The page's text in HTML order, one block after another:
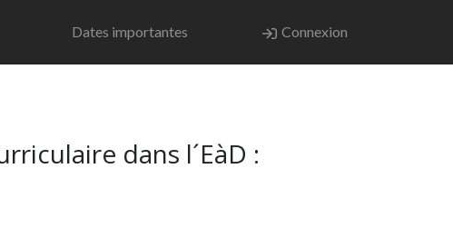
Dates importantes Connexion
dans l´EàD :